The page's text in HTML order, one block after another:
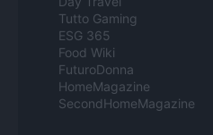
Tutto Gaming
ESG 365
Food Wiki
FuturoDonna
HomeMagazine
SecondHomeMagazine